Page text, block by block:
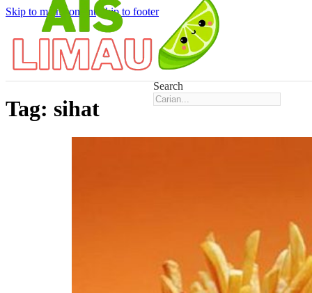
Skip to main content Skip to footer
Search
Tag: sihat